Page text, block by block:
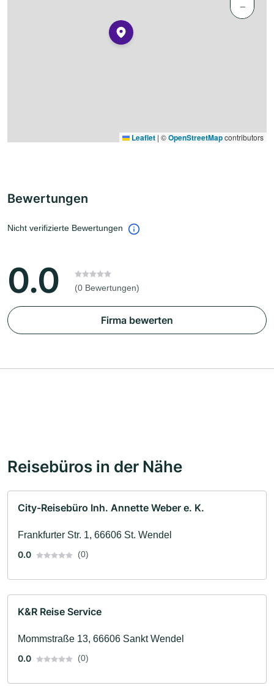
−
Leaflet | ©OpenStreetMapcontributors
Bewertungen
Nicht verifizierte Bewertungen
0.0 (0 Bewertungen)
Firma bewerten
Reisebüros in der Nähe
City-Reisebüro Inh. Annette Weber e. K.
Frankfurter Str. 1, 66606 St. Wendel
0.0
(0)
K&R Reise Service
Mommstraße 13, 66606 Sankt Wendel
0.0
(0)